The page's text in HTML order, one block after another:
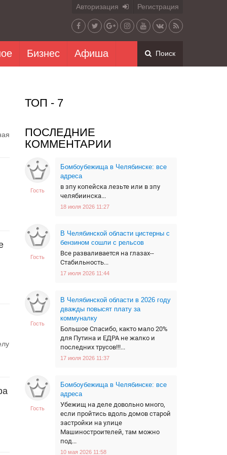
Авторизация Регистрация
Бизнес Афиша Поиск
ТОП - 7
ПОСЛЕДНИЕ
КОММЕНТАРИИ
Гость
Бомбоубежища в Челябинске: все
адреса
в зпу копейска лезьте или в зпу
челябиинска...
18 июля 2026 11:27
Гость
В Челябинской области цистерны с
бензином сошли с рельсов
Все разваливается на глазах--
Стабильность...
17 июля 2026 11:44
Гость
В Челябинской области в 2026 году
дважды повысят плату за
коммуналку
Большое Спасибо, както мало 20%
для Путина и ЕДРА не жалко и
последних трусов!!!...
17 июля 2026 11:37
Гость
Бомбоубежища в Челябинске: все
адреса
Убежищ на деле довольно много,
если пройтись вдоль домов старой
застройки на улице
Машиностроителей, там можно
под...
10 мая 2026 11:58